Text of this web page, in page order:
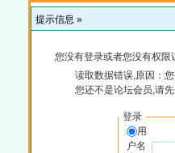
提示信息 »
您没有登录或者您没有权
读取数据错误,原因：
您还不是论坛会员,请
登录
用
户名